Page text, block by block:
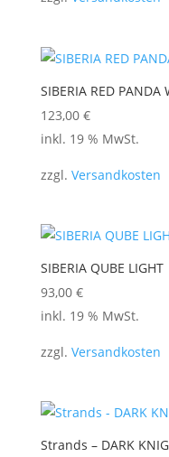
SIBERIA RED PANDA
123,00 €
inkl. 19 % MwSt.
zzgl. Versandkosten
SIBERIA QUBE LIGHT
93,00 €
inkl. 19 % MwSt.
zzgl. Versandkosten
Strands – DARK